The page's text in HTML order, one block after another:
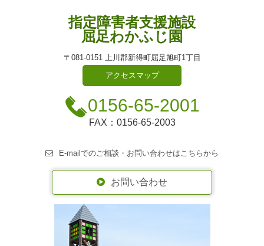
指定障害者支援施設
屈足わかふじ園
〒081-0151 上川郡新得町屈足旭町1丁目
アクセスマップ
0156-65-2001
FAX：0156-65-2003
E-mailでのご相談・お問い合わせはこちらから
お問い合わせ